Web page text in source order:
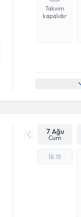
Takvim
kapalıdır
7 Ağu
Cum
18:15